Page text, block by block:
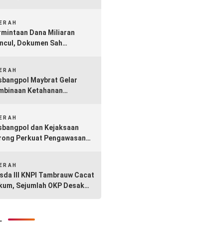
Dana Miliaran
Dokumen Sah
Maybrat Gelar
Ketahanan
dan Kejaksaan
Perkuat Pengawasan
III KNPI Tambrauw Cacat
Sejumlah OKP Desak